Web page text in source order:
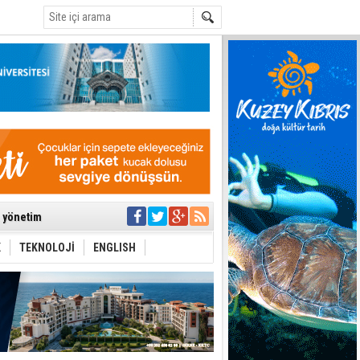
yönetim
arasında
Yasası
TEKNOLOJİ ENGLISH